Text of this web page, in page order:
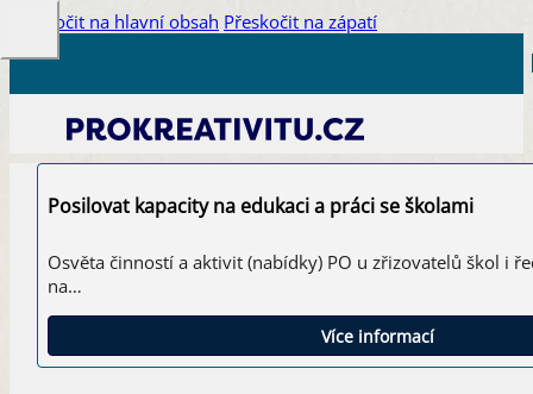
Přeskočit na hlavní obsah Přeskočit na zápatí
Posilovat kapacity na edukaci a práci se školami
Osvěta činností a aktivit (nabídky) PO u zřizovatelů škol i
na…
Více informací